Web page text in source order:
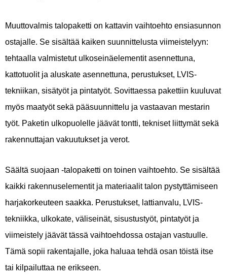
Muuttovalmis talopaketti on kattavin vaihtoehto ensiasunnon
ostajalle. Se sisältää kaiken suunnittelusta viimeistelyyn:
tehtaalla valmistetut ulkoseinäelementit asennettuna,
kattotuolit ja aluskate asennettuna, perustukset, LVIS-
tekniikan, sisätyöt ja pintatyöt. Sovittaessa pakettiin kuuluvat
myös maatyöt sekä pääsuunnittelu ja vastaavan mestarin
työt. Paketin ulkopuolelle jäävät tontti, tekniset liittymät sekä
rakennuttajan vakuutukset ja verot.
Säältä suojaan -talopaketti on toinen vaihtoehto. Se sisältää
kaikki rakennuselementit ja materiaalit talon pystyttämiseen
harjakorkeuteen saakka. Perustukset, lattianvalu, LVIS-
tekniikka, ulkokate, väliseinät, sisustustyöt, pintatyöt ja
viimeistely jäävät tässä vaihtoehdossa ostajan vastuulle.
Tämä sopii rakentajalle, joka haluaa tehdä osan töistä itse
tai kilpailuttaa ne erikseen.